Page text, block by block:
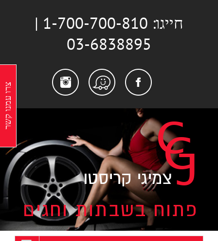
חייגו: 1-700-700-810 |
03-6838895
Facebook
Waze
צרו עמנו קשר